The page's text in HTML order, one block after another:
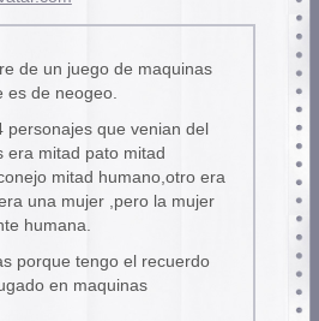
de un juego de maquinas
es de neogeo.
personajes que venian del
era mitad pato mitad
mitad humano,otro era
una mujer ,pero la mujer
humana.
porque tengo el recuerdo
en maquinas